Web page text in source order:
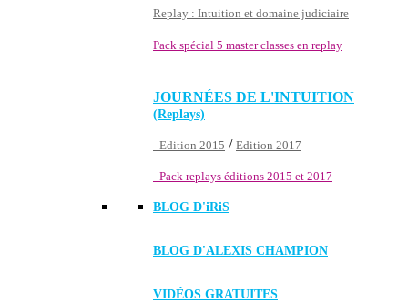
Replay : Intuition et domaine judiciaire
Pack spécial 5 master classes en replay
JOURNÉES DE L'INTUITION
(Replays)
- Edition 2015 / Edition 2017
- Pack replays éditions 2015 et 2017
BLOG D'iRiS
BLOG D'ALEXIS CHAMPION
VIDÉOS GRATUITES